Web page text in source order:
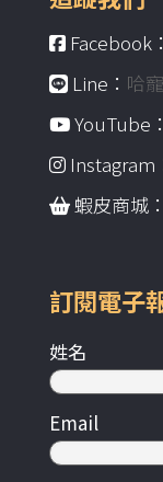
Facebook：
Line： 哈
YouTube：
Instagram
蝦皮商城：
訂閱電子
姓名
Email